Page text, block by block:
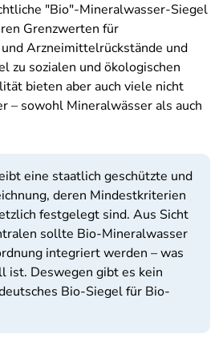
"Bio"-Mineralwasser-Siegel
Grenzwerten für
Arzneimittelrückstände und
zu sozialen und ökologischen
bieten aber auch viele nicht
– sowohl Mineralwässer als auch
eine staatlich geschützte und
deren Mindestkriterien
festgelegt sind. Aus Sicht
sollte Bio-Mineralwasser
integriert werden – was
ist. Deswegen gibt es kein
Bio-Siegel für Bio-